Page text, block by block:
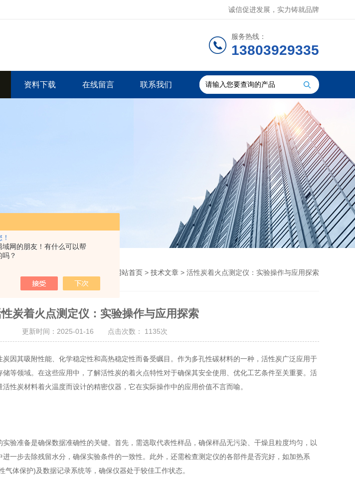
域网的朋友！有什么可以帮
吗？
诚信促进发展，实力铸就品牌
服务热线：
13803929335
资料下载 在线留言 联系我们
网站首页 > 技术文章 > 活性炭着火点测定仪：实验操作与应用探索
炭着火点测定仪：实验操作与应用探索
更新时间：2025-01-16 点击次数： 1135次
其吸附性能、化学稳定性和高热稳定性而备受瞩目。作为多孔性碳材料的一种，活性炭广泛应用于
等领域。在这些应用中，了解活性炭的着火点特性对于确保其安全使用、优化工艺条件至关重要。活
性炭材料着火温度而设计的精密仪器，它在实际操作中的应用价值不言而喻。
准备是确保数据准确性的关键。首先，需选取代表性样品，确保样品无污染、干燥且粒度均匀，以
一步去除残留水分，确保实验条件的一致性。此外，还需检查测定仪的各部件是否完好，如加热系
体保护)及数据记录系统等，确保仪器处于较佳工作状态。